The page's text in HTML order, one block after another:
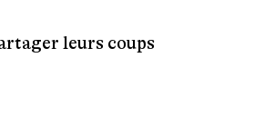
leurs coups